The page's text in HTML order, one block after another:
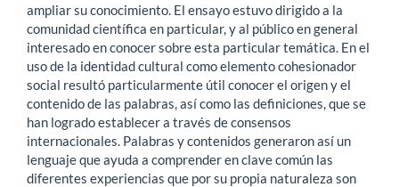
ampliar su conocimiento. El ensayo estuvo dirigido a la
comunidad científica en particular, y al público en general
interesado en conocer sobre esta particular temática. En el
uso de la identidad cultural como elemento cohesionador
social resultó particularmente útil conocer el origen y el
contenido de las palabras, así como las definiciones, que se
han logrado establecer a través de consensos
internacionales. Palabras y contenidos generaron así un
lenguaje que ayuda a comprender en clave común las
diferentes experiencias que por su propia naturaleza son